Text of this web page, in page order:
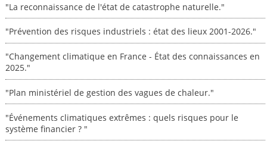
"La reconnaissance de l'état de catastrophe naturelle."
"Prévention des risques industriels : état des lieux 2001-2026."
"Changement climatique en France - État des connaissances en
2025."
"Plan ministériel de gestion des vagues de chaleur."
"Événements climatiques extrêmes : quels risques pour le
système financier ? "